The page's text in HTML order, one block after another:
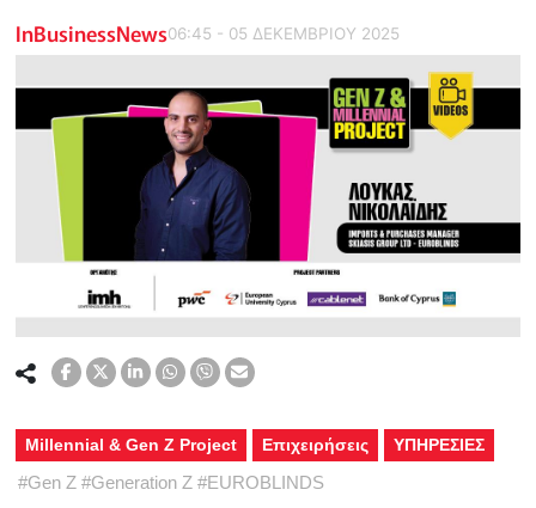
InBusinessNews06:45 - 05 ΔΕΚΕΜΒΡΙΟΥ 2025
Millennial & Gen Z Project Επιχειρήσεις ΥΠΗΡΕΣΙΕΣ
#Gen Z #Generation Z #EUROBLINDS